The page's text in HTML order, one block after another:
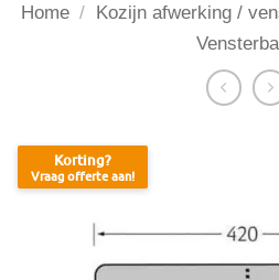
Home / Kozijn afwerking /
Korting?
Vraag offerte aan!